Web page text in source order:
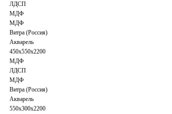
ЛДСП
МДФ
МДФ
Витра (Россия)
Акварель
450x550x2200
МДФ
ЛДСП
МДФ
Витра (Россия)
Акварель
550x300x2200